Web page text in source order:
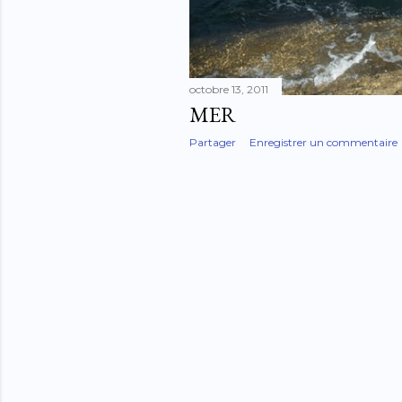
octobre 13, 2011
MER
Partager Enregistrer un commentaire